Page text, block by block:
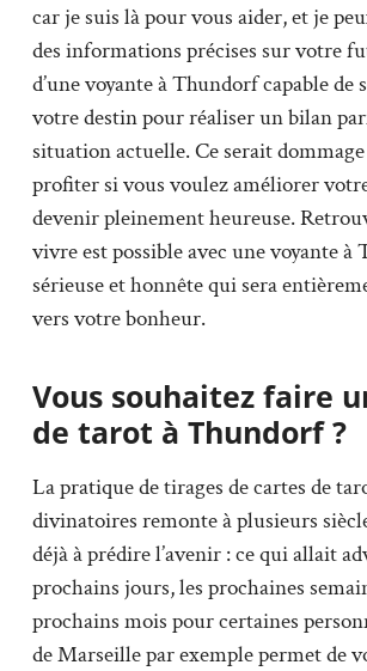
car je suis là pour vous aider, et je
des informations précises sur votre
d’une voyante à Thundorf capable de
votre destin pour réaliser un bilan
situation actuelle. Ce serait dommage
profiter si vous voulez améliorer
devenir pleinement heureuse.
vivre est possible avec une voyante à
sérieuse et honnête qui sera
vers votre bonheur.
Vous souhaitez faire
de tarot à Thundorf ?
La pratique de tirages de cartes de
divinatoires remonte à plusieurs
déjà à prédire l’avenir : ce qui allait
prochains jours, les prochaines
prochains mois pour certaines
de Marseille par exemple permet de